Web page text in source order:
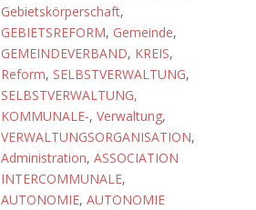
Gebietskörperschaft,
GEBIETSREFORM, Gemeinde,
GEMEINDEVERBAND, KREIS,
Reform, SELBSTVERWALTUNG,
SELBSTVERWALTUNG,
KOMMUNALE-, Verwaltung,
VERWALTUNGSORGANISATION,
Administration, ASSOCIATION
INTERCOMMUNALE,
AUTONOMIE, AUTONOMIE